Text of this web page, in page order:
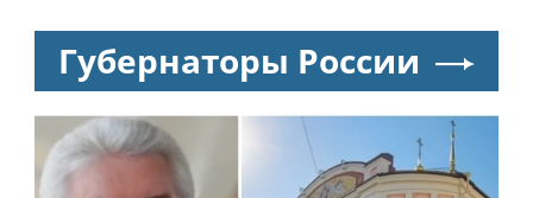
Губернаторы России